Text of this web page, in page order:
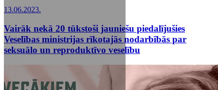
13.06.2023.
Vairāk nekā 20 tūkstoši jauniešu piedalījušies
Veselības ministrijas rīkotajās nodarbībās par
seksuālo un reproduktīvo veselību